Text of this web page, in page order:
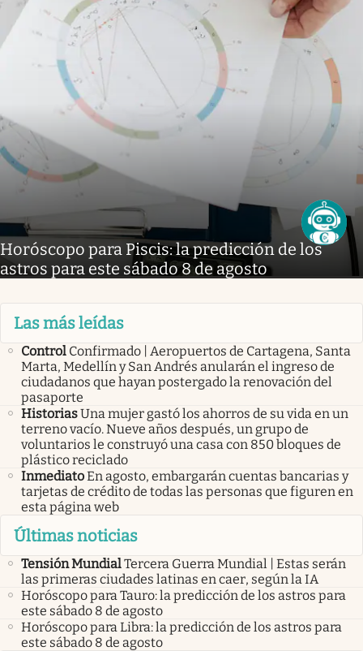
Horóscopo para Piscis: la predicción de los
astros para este sábado 8 de agosto
Las más leídas
Control Confirmado | Aeropuertos de Cartagena, Santa
Marta, Medellín y San Andrés anularán el ingreso de
ciudadanos que hayan postergado la renovación del
pasaporte
HistoriasUna mujer gastó los ahorros de su vida en un
terreno vacío. Nueve años después, un grupo de
voluntarios le construyó una casa con 850 bloques de
plástico reciclado
InmediatoEn agosto, embargarán cuentas bancarias y
tarjetas de crédito de todas las personas que figuren en
esta página web
Últimas noticias
Tensión MundialTercera Guerra Mundial | Estas serán
las primeras ciudades latinas en caer, según la IA
Horóscopo para Tauro: la predicción de los astros para
este sábado 8 de agosto
Horóscopo para Libra: la predicción de los astros para
este sábado 8 de agosto